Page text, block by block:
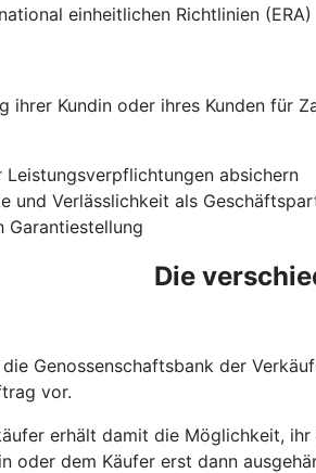
einheitlichen Richtlinien (ERA)
ihrer Kundin oder ihres Kunden für
absichern
und Verlässlichkeit als
Garantiestellung
Die
Genossenschaftsbank der
vor.
erhält damit die Möglichkeit,
oder dem Käufer erst dann